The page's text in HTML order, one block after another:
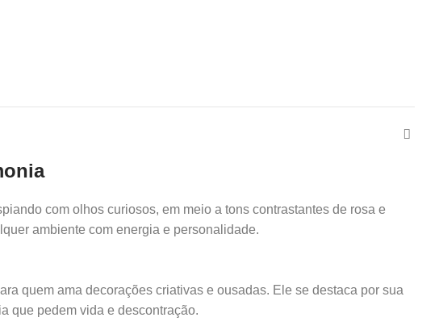
com olhos curiosos, em meio a tons contrastantes de rosa e
ambiente com energia e personalidade.
quem ama decorações criativas e ousadas. Ele se destaca por sua
que pedem vida e descontração.